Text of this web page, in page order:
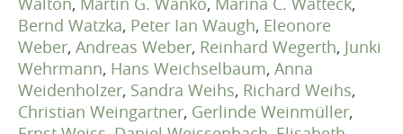
Bernd Watzka, Peter Ian Waugh, Eleonore
Weber, Andreas Weber, Reinhard Wegerth, Junki
Wehrmann, Hans Weichselbaum, Anna
Weidenholzer, Sandra Weihs, Richard Weihs,
Christian Weingartner, Gerlinde Weinmüller,